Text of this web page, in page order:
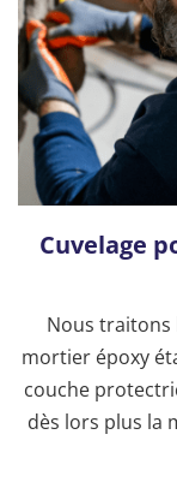
Cuvelage
Nous traitons
mortier époxy
couche
dès lors plus la